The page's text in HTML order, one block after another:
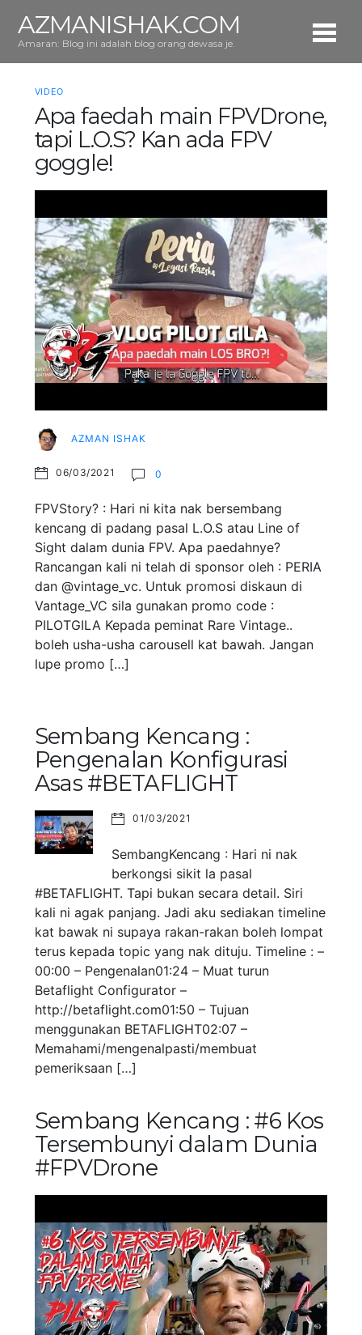
AZMANISHAK.COM
Amaran: Blog ini adalah blog orang dewasa je.
VIDEO
Apa faedah main FPVDrone,
tapi L.O.S? Kan ada FPV
goggle!
AZMAN ISHAK
06/03/2021 0
FPVStory? : Hari ni kita nak bersembang
kencang di padang pasal L.O.S atau Line of
Sight dalam dunia FPV. Apa paedahnye?
Rancangan kali ni telah di sponsor oleh : PERIA
dan @vintage_vc. Untuk promosi diskaun di
Vantage_VC sila gunakan promo code :
PILOTGILA Kepada peminat Rare Vintage..
boleh usha-usha carousell kat bawah. Jangan
lupe promo […]
Sembang Kencang :
Pengenalan Konfigurasi
Asas #BETAFLIGHT
01/03/2021
SembangKencang : Hari ni nak
berkongsi sikit la pasal
#BETAFLIGHT. Tapi bukan secara detail. Siri
kali ni agak panjang. Jadi aku sediakan timeline
kat bawak ni supaya rakan-rakan boleh lompat
terus kepada topic yang nak dituju. Timeline : –
00:00 – Pengenalan01:24 – Muat turun
Betaflight Configurator –
http://betaflight.com01:50 – Tujuan
menggunakan BETAFLIGHT02:07 –
Memahami/mengenalpasti/membuat
pemeriksaan […]
Sembang Kencang : #6 Kos
Tersembunyi dalam Dunia
#FPVDrone